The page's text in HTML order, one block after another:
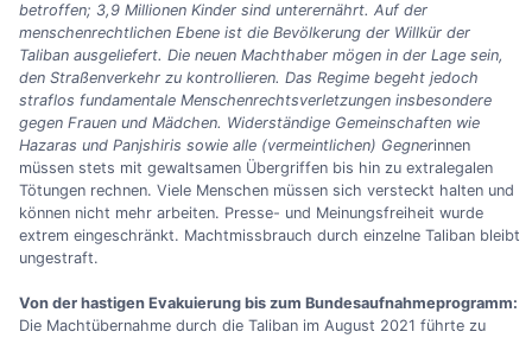
betroffen; 3,9 Millionen Kinder sind unterernährt. Auf der
menschenrechtlichen Ebene ist die Bevölkerung der Willkür der
Taliban ausgeliefert. Die neuen Machthaber mögen in der Lage sein,
den Straßenverkehr zu kontrollieren. Das Regime begeht jedoch
straflos fundamentale Menschenrechtsverletzungen insbesondere
gegen Frauen und Mädchen. Widerständige Gemeinschaften wie
Hazaras und Panjshiris sowie alle (vermeintlichen) Gegnerinnen
müssen stets mit gewaltsamen Übergriffen bis hin zu extralegalen
Tötungen rechnen. Viele Menschen müssen sich versteckt halten und
können nicht mehr arbeiten. Presse- und Meinungsfreiheit wurde
extrem eingeschränkt. Machtmissbrauch durch einzelne Taliban bleibt
ungestraft.
Von der hastigen Evakuierung bis zum Bundesaufnahmeprogramm:
Die Machtübernahme durch die Taliban im August 2021 führte zu